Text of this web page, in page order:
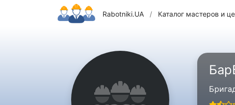
Rabotniki.UA / Каталог мастеров и